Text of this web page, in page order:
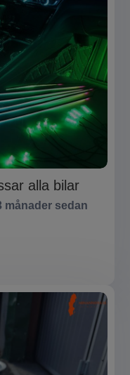
alla bilar
månader sedan